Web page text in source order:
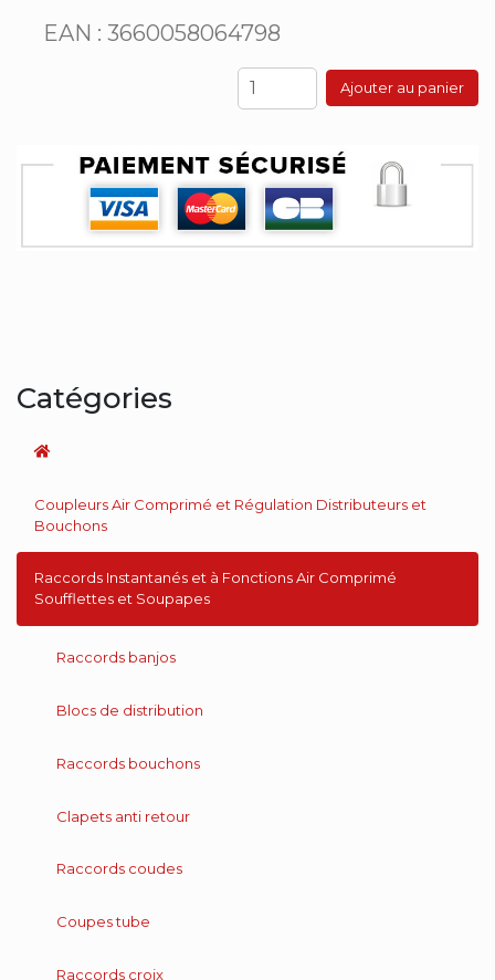
EAN : 3660058064798
Ajouter au panier
Catégories
Coupleurs Air Comprimé et Régulation Distributeurs et
Bouchons
Raccords Instantanés et à Fonctions Air Comprimé
Soufflettes et Soupapes
Raccords banjos
Blocs de distribution
Raccords bouchons
Clapets anti retour
Raccords coudes
Coupes tube
Raccords croix